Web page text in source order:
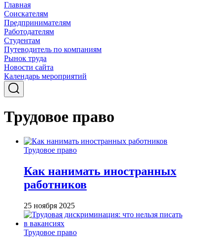
Главная
Соискателям
Предпринимателям
Работодателям
Студентам
Путеводитель по компаниям
Рынок труда
Новости сайта
Календарь мероприятий
Трудовое право
Трудовое право
Как нанимать иностранных
работников
25 ноября 2025
Трудовое право